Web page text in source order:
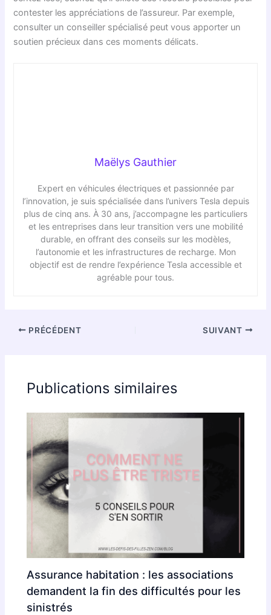
contester les appréciations de l’assureur. Par exemple,
consulter un conseiller spécialisé peut vous apporter un
soutien précieux dans ces moments délicats.
Maëlys Gauthier
Expert en véhicules électriques et passionnée par
l’innovation, je suis spécialisée dans l’univers Tesla depuis
plus de cinq ans. À 30 ans, j’accompagne les particuliers
et les entreprises dans leur transition vers une mobilité
durable, en offrant des conseils sur les modèles,
l’autonomie et les infrastructures de recharge. Mon
objectif est de rendre l’expérience Tesla accessible et
agréable pour tous.
PRÉCÉDENT SUIVANT
Publications similaires
Assurance habitation : les associations
demandent la fin des difficultés pour les
sinistrés